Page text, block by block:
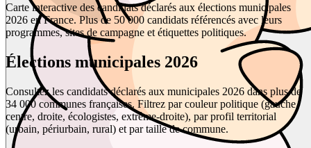
Carte interactive des candidats déclarés aux élections municipales
2026 en France. Plus de 50 000 candidats référencés avec leurs
programmes, sites de campagne et étiquettes politiques.
Élections municipales 2026
Consultez les candidats déclarés aux municipales 2026 dans plus de
34 000 communes françaises. Filtrez par couleur politique (gauche,
centre, droite, écologistes, extrême-droite), par profil territorial
(urbain, périurbain, rural) et par taille de commune.